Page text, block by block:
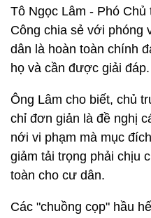
Tô Ngọc Lâm - Phó
Công chia sẻ với phóng
dân là hoàn toàn chính
họ và cần được giải đáp.
Ông Lâm cho biết, chủ
chỉ đơn giản là đề nghị
nới vi phạm mà mục
giảm tải trọng phải chịu
toàn cho cư dân.
Các "chuồng cọp" hầu